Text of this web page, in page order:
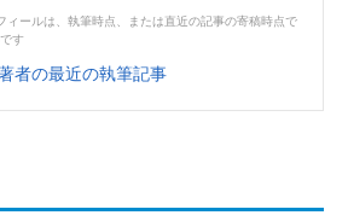
ィールは、執筆時点、または直近の記事の寄稿時点で
す
者の最近の執筆記事